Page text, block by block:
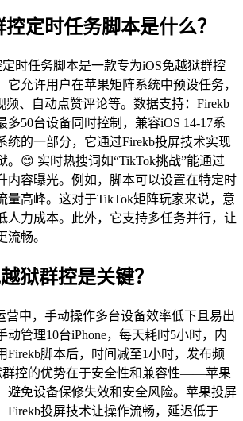
定时任务脚本是什么？
时任务脚本是一款专为iOS免越狱群控
它允许用户在苹果矩阵系统中预设任务，
频、自动点赞评论等。数据支持：Firekb
多50台设备同时控制，兼容iOS 14-17系
统的一部分，它通过Firekb投屏技术实现
。😊 实时热搜词如“TikTok挑战”能通过
内容曝光。例如，脚本可以设置在特定时
量高峰。这对于TikTok矩阵玩家来说，意
人力成本。此外，它支持多任务并行，让
流畅。
狱群控是关键？
营中，手动操作多台设备效率低下且易出
动管理10台iPhone，每天耗时5小时，内
Firekb脚本后，时间减至1小时，发布频
群控的优势在于安全性和兼容性——苹果
避免设备保修失效和安全风险。苹果投屏
Firekb投屏技术让操作流畅，延迟低于